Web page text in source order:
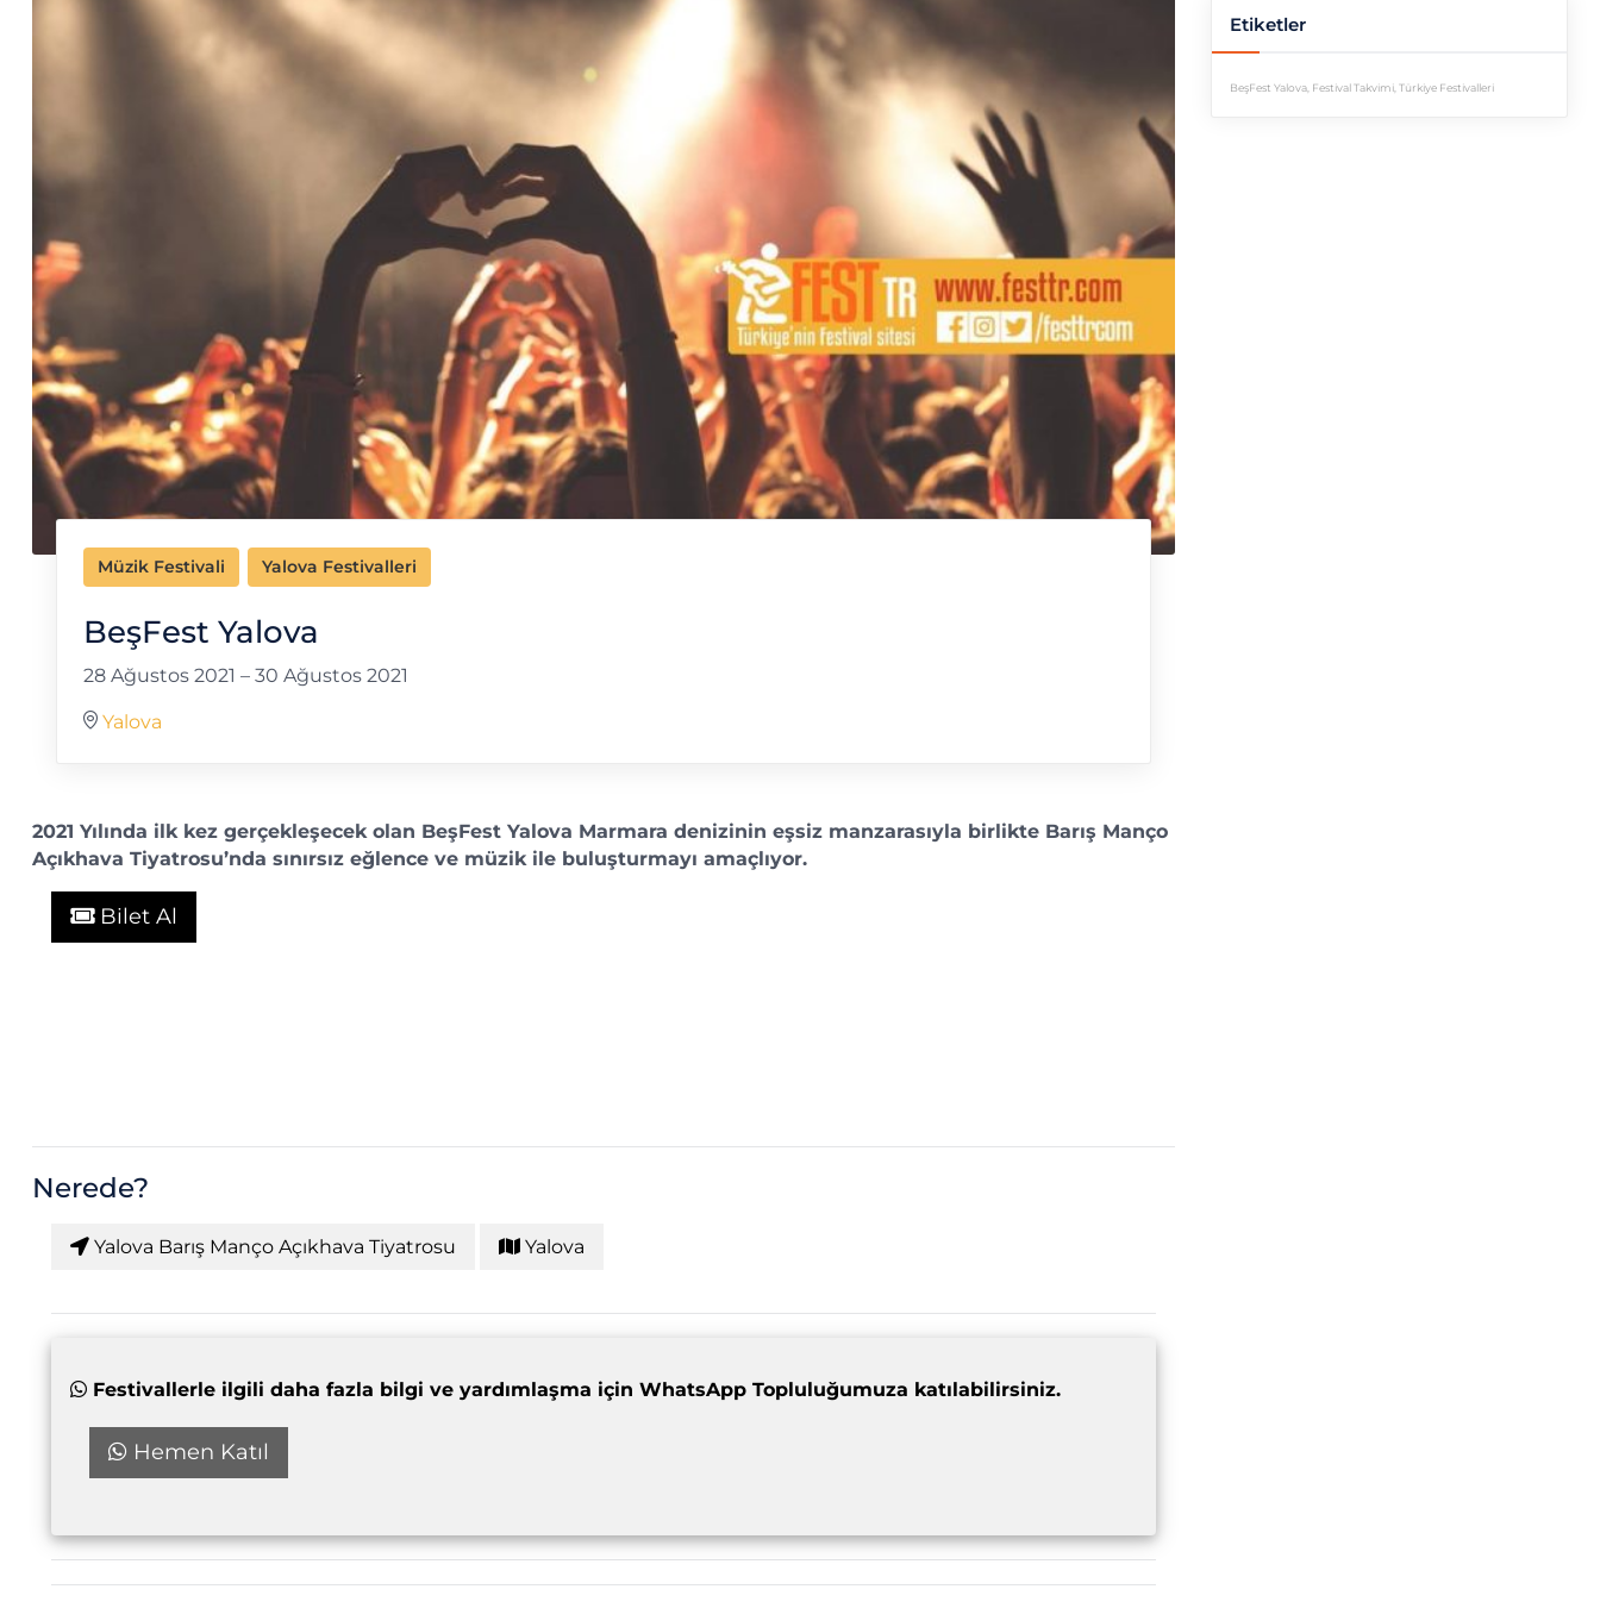
Müzik Festivali Yalova Festivalleri
BeşFest Yalova
28 Ağustos 2021 –30 Ağustos 2021
Yalova
2021 Yılında ilk kez gerçekleşecek olan BeşFest Yalova Marmara denizinin eşsiz manzarasıyla birlikte Barış Manço
Açıkhava Tiyatrosu’nda sınırsız eğlence ve müzik ile buluşturmayı amaçlıyor.
Bilet Al
Nerede?
Yalova Barış Manço Açıkhava Tiyatrosu Yalova
Festivallerle ilgili daha fazla bilgi ve yardımlaşma için WhatsApp Topluluğumuza katılabilirsiniz.
Hemen Katıl
Etiketler
BeşFest Yalova Festival Takvimi ,Türkiye Festivalleri